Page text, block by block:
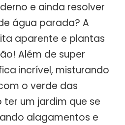
e ainda resolver
água parada? A
aparente e plantas
Além de super
incrível, misturando
o verde das
ter um jardim que se
alagamentos e